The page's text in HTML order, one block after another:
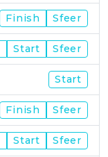
Finish Sfeer
Start Sfeer
Start
Finish Sfeer
Start Sfeer